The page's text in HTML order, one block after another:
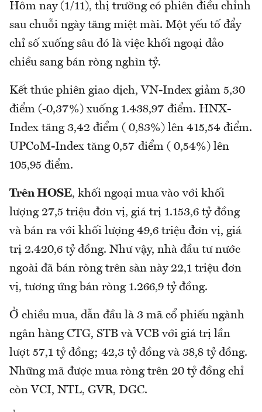
Hôm nay (1/11), thị trường có phiên điều chỉnh
sau chuỗi ngày tăng miệt mài. Một yếu tố đẩy
chỉ số xuống sâu đó là việc khối ngoại đảo
chiều sang bán ròng nghìn tỷ.
Kết thúc phiên giao dịch, VN-Index giảm 5,30
điểm (-0,37%) xuống 1.438,97 điểm. HNX-
Index tăng 3,42 điểm ( 0,83%) lên 415,54 điểm.
UPCoM-Index tăng 0,57 điểm ( 0,54%) lên
105,95 điểm.
Trên HOSE, khối ngoại mua vào với khối
lượng 27,5 triệu đơn vị, giá trị 1.153,6 tỷ đồng
và bán ra với khối lượng 49,6 triệu đơn vị, giá
trị 2.420,6 tỷ đồng. Như vậy, nhà đầu tư nước
ngoài đã bán ròng trên sàn này 22,1 triệu đơn
vị, tương ứng bán ròng 1.266,9 tỷ đồng.
Ở chiều mua, dẫn đầu là 3 mã cổ phiếu ngành
ngân hàng CTG, STB và VCB với giá trị lần
lượt 57,1 tỷ đồng; 42,3 tỷ đồng và 38,8 tỷ đồng.
Những mã được mua ròng trên 20 tỷ đồng chỉ
còn VCI, NTL, GVR, DGC.